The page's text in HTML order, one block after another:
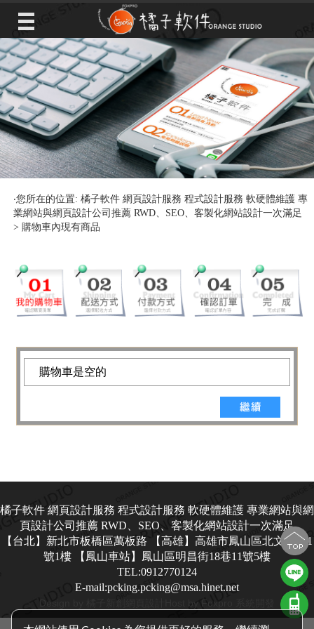
‧您所在的位置: 橘子軟件 網頁設計服務 程式設計服務 軟硬體維護 專
業網站與網頁設計公司推薦 RWD、SEO、客製化網站設計一次滿足
> 購物車內現有商品
購物車是空的
橘子軟件 網頁設計服務 程式設計服務 軟硬體維護 專業網站與網
頁設計公司推薦 RWD、SEO、客製化網站設計一次滿足
【台北】新北市板橋區萬板路 【高雄】高雄市鳳山區北文街101
號1樓 【鳳山車站】鳳山區明昌街18巷11號5樓
TEL:0912770124
E-mail:pcking.pcking@msa.hinet.net
Design by 橘子新創 Host by Foxpro 系統開發